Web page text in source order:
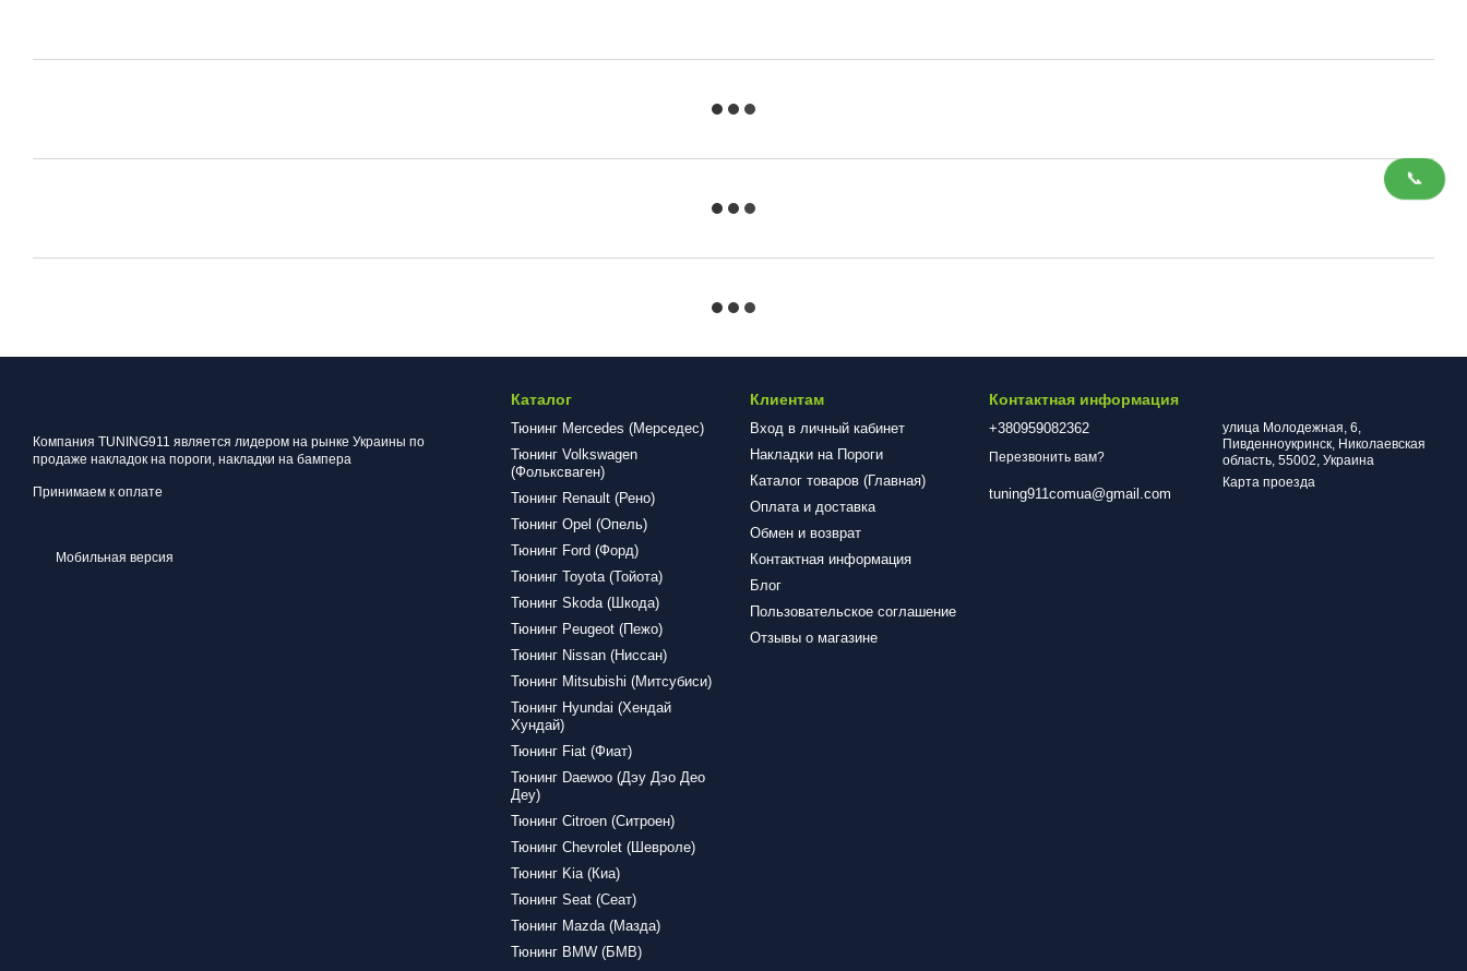
📞
Компания TUNING911 является лидером на рынке Украины по
продаже накладок на пороги, накладки на бампера
Принимаем к оплате
Мобильная версия
Каталог
Тюнинг Mercedes (Мерседес)
Тюнинг Volkswagen
(Фольксваген)
Тюнинг Renault (Рено)
Тюнинг Opel (Опель)
Тюнинг Ford (Форд)
Тюнинг Toyota (Тойота)
Тюнинг Skoda (Шкода)
Тюнинг Peugeot (Пежо)
Тюнинг Nissan (Ниссан)
Тюнинг Mitsubishi (Митсубиси)
Тюнинг Hyundai (Хендай
Хундай)
Тюнинг Fiat (Фиат)
Тюнинг Daewoo (Дэу Дэо Део
Деу)
Тюнинг Citroen (Ситроен)
Тюнинг Chevrolet (Шевроле)
Тюнинг Kia (Киа)
Тюнинг Seat (Сеат)
Тюнинг Mazda (Мазда)
Тюнинг BMW (БМВ)
Клиентам
Вход в личный кабинет
Накладки на Пороги
Каталог товаров (Главная)
Оплата и доставка
Обмен и возврат
Контактная информация
Блог
Пользовательское соглашение
Отзывы о магазине
Контактная информация
+380959082362
Перезвонить вам?
tuning911comua@gmail.com
улица Молодежная, 6,
Пивденноукринск, Николаевская
область, 55002, Украина
Карта проезда